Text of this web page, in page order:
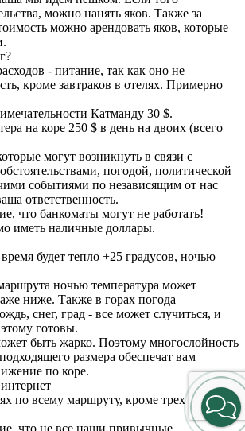
можно нанять яков. Также за
можно арендовать яков, которые
- питание, так как оно не
кроме завтраков в отелях. Примерно
Катманду 30 $.
на коре 250 $ в день на двоих (всего
могут возникнуть в связи с
погодой, политической
событиями по независящим от нас
ответственность.
что банкоматы могут не работать!
иметь наличные доллары.
будет тепло +25 градусов, ночью
ночью температура может
ниже. Также в горах погода
снег, град - все может случиться, и
готовы.
быть жарко. Поэтому многослойность
размера обеспечат вам
по коре.
по всему маршруту, кроме трех дней на
что не все наши привычные